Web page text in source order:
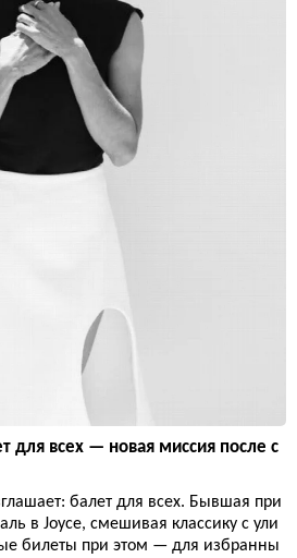
для всех — новая миссия после с
балет для всех. Бывшая при
в Joyce, смешивая классику с ули
билеты при этом — для избранны